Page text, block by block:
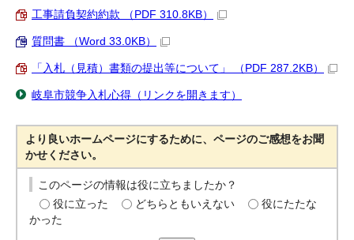
工事請負契約約款 （PDF 310.8KB）
質問書 （Word 33.0KB）
「入札（見積）書類の提出等について」 （PDF 287.2KB）
岐阜市競争入札心得（リンクを開きます）
より良いホームページにするために、ページのご感想をお聞
かせください。
このページの情報は役に立ちましたか？
役に立った
どちらともいえない
役にたたな
かった